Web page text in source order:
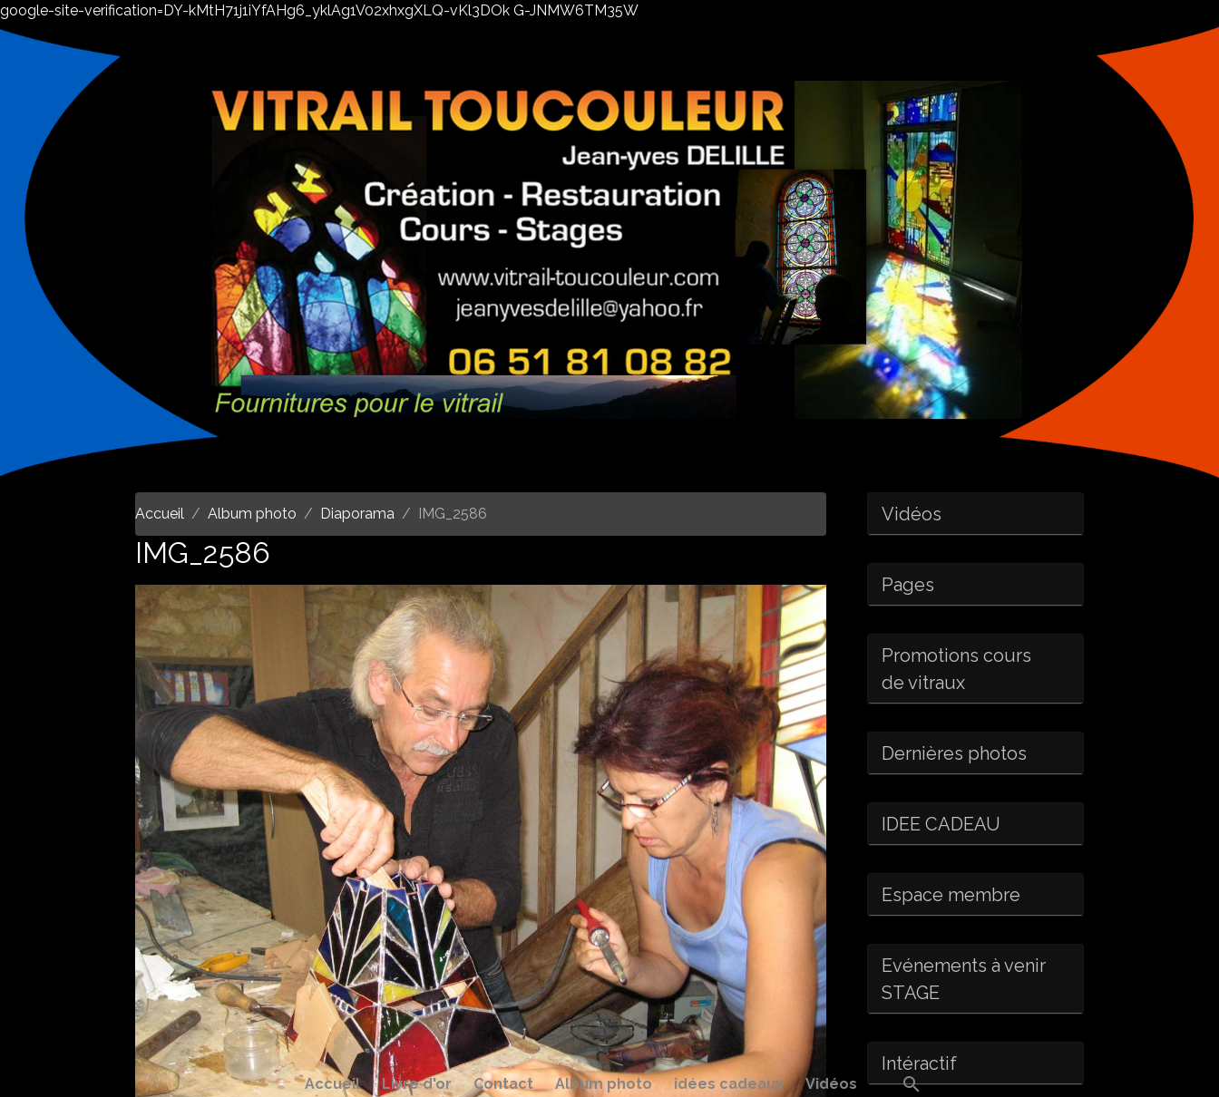
google-site-verification=DY-kMtH71j1iYfAHg6_yklAg1V02xhxgXLQ-vKl3DOk G-JNMW6TM35W
Accueil Livre d'or Contact Album photo idées cadeaux Vidéos
Accueil Album photo Diaporama IMG_2586
IMG_2586
Vidéos
Pages
Promotions cours
de vitraux
Dernières photos
IDEE CADEAU
Espace membre
Evénements à venir
STAGE
Intéractif